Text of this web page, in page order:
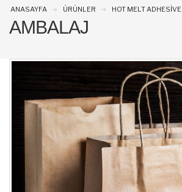
ANASAYFA ÜRÜNLER HOT MELT ADHESIVE
AMBALAJ